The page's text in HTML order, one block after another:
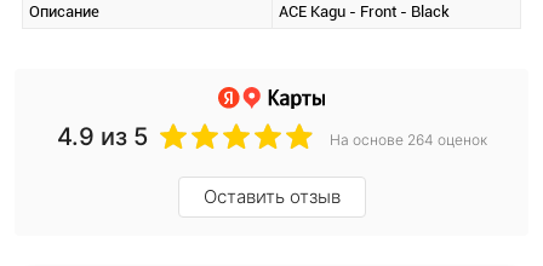
Описание
ACE Kagu - Front - Black
4.9 из 5 На основе 264 оценок
Оставить отзыв